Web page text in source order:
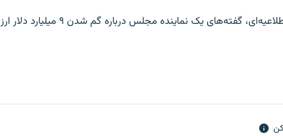
بانک مرکزی ایران روز جمعه با انتشار اطلاعیه‌ای، گفته‌های یک نماینده مجلس درباره گم شدن ۹ میلیارد دلار ارز